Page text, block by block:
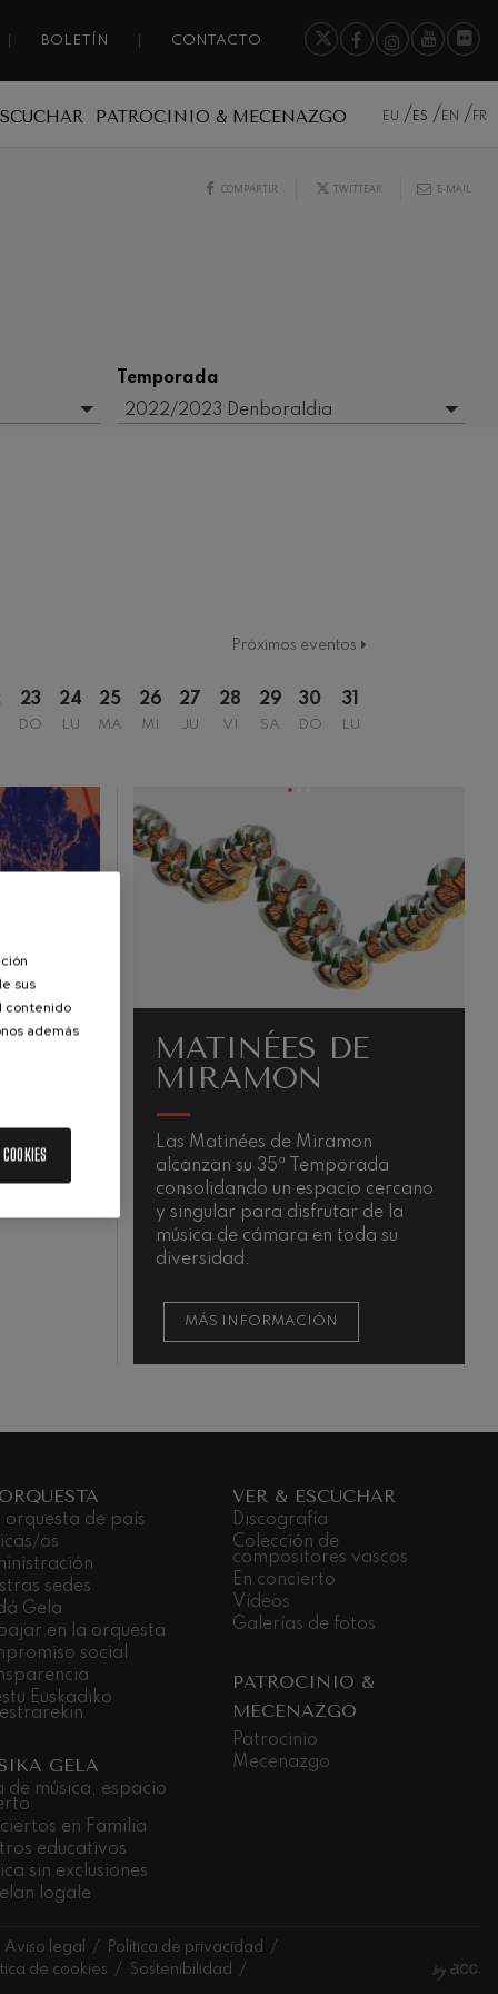
BOLETÍN CONTACTO
PATROCINIO & MECENAZGO EU ES EN FR
COMPARTIR TWITTEAR E-MAIL
Temporada
2022/2023 Denboraldia
Temporada 2020-2021
Temporada 2021/2022
Temporada abono 2019-2020
Próximos eventos
23
DO
24
LU
25
MA
26
MI
27
JU
28
VI
29
SA
30
DO
31
LU
MATINÉES DE
MIRAMON
Las Matinées de Miramon
alcanzan su 35ª Temporada
consolidando un espacio cercano
y singular para disfrutar de la
música de cámara en toda su
diversidad.
MÁS INFORMACIÓN
orquesta de país
os
sedes
Gela
en la orquesta
social
Euskadiko
GELA
de música, espacio
en Familia
educativos
sin exclusiones
logale
VER & ESCUCHAR
Discografía
Colección de
compositores vascos
En concierto
Vídeos
Galerías de fotos
PATROCINIO &
MECENAZGO
Patrocinio
Mecenazgo
Aviso legal
Política de privacidad
de cookies
Sostenibilidad
sus
contenido
además